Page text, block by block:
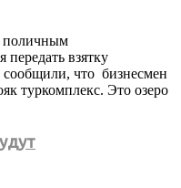
поличным
взятку
что бизнесмен
туркомплекс. Это озеро